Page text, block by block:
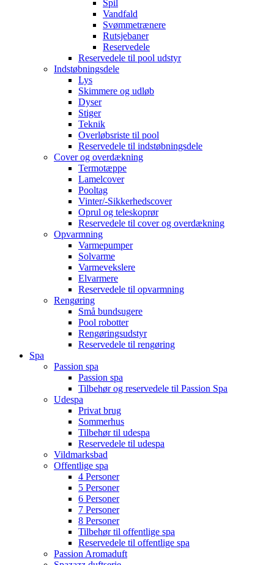
Spil
Vandfald
Svømmetrænere
Rutsjebaner
Reservedele
Reservedele til pool udstyr
Indstøbningsdele
Lys
Skimmere og udløb
Dyser
Stiger
Teknik
Overløbsriste til pool
Reservedele til indstøbningsdele
Cover og overdækning
Termotæppe
Lamelcover
Pooltag
Vinter/-Sikkerhedscover
Oprul og teleskoprør
Reservedele til cover og overdækning
Opvarmning
Varmepumper
Solvarme
Varmevekslere
Elvarmere
Reservedele til opvarmning
Rengøring
Små bundsugere
Pool robotter
Rengøringsudstyr
Reservedele til rengøring
Spa
Passion spa
Passion spa
Tilbehør og reservedele til Passion Spa
Udespa
Privat brug
Sommerhus
Tilbehør til udespa
Reservedele til udespa
Vildmarksbad
Offentlige spa
4 Personer
5 Personer
6 Personer
7 Personer
8 Personer
Tilbehør til offentlige spa
Reservedele til offentlige spa
Passion Aromaduft